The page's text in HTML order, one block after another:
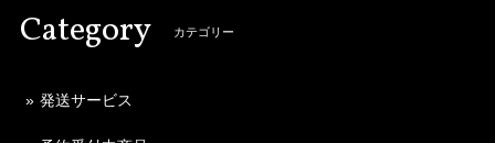
Category カテゴリー
発送サービス